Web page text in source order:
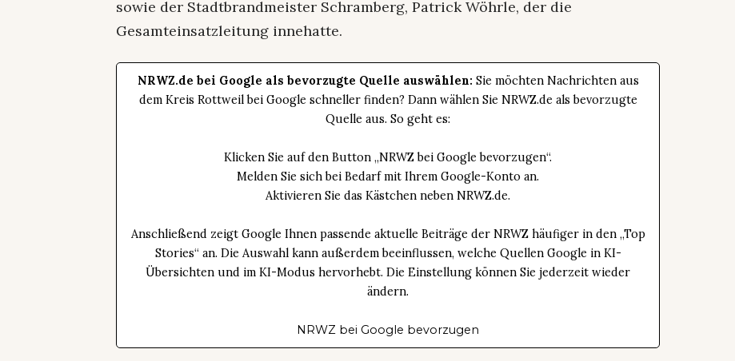
sowie der Stadtbrandmeister Schramberg, Patrick Wöhrle, der die
Gesamteinsatzleitung innehatte.
NRWZ.de bei Google als bevorzugte Quelle auswählen: Sie möchten Nachrichten aus
dem Kreis Rottweil bei Google schneller finden? Dann wählen Sie NRWZ.de als bevorzugte
Quelle aus. So geht es:
Klicken Sie auf den Button „NRWZ bei Google bevorzugen“.
Melden Sie sich bei Bedarf mit Ihrem Google-Konto an.
Aktivieren Sie das Kästchen neben NRWZ.de.
Anschließend zeigt Google Ihnen passende aktuelle Beiträge der NRWZ häufiger in den „Top
Stories“ an. Die Auswahl kann außerdem beeinflussen, welche Quellen Google in KI-
Übersichten und im KI-Modus hervorhebt. Die Einstellung können Sie jederzeit wieder
ändern.
NRWZ bei Google bevorzugen